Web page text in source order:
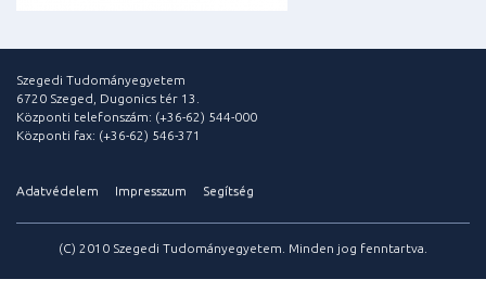
Szegedi Tudományegyetem
6720 Szeged, Dugonics tér 13.
Központi telefonszám: (+36-62) 544-000
Központi fax: (+36-62) 546-371
Adatvédelem Impresszum Segítség
(C) 2010 Szegedi Tudományegyetem. Minden jog fenntartva.